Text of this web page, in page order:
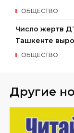
ОБЩЕСТВО
Число жертв
Ташкенте
ОБЩЕСТВО
Другие